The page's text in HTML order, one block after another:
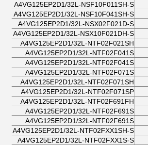
A4VG125EP2D1/32L-NSF10F011SH-S
A4VG125EP2D1/32L-NSF10F041SH-S
A4VG125EP2D1/32L-NSX02F021D-S
A4VG125EP2D1/32L-NSX10F021DH-S
A4VG125EP2D1/32L-NTF02F021SH
A4VG125EP2D1/32L-NTF02F041S
A4VG125EP2D1/32L-NTF02F041S
A4VG125EP2D1/32L-NTF02F071S
A4VG125EP2D1/32L-NTF02F071SH
A4VG125EP2D1/32L-NTF02F071SP
A4VG125EP2D1/32L-NTF02F691FH
A4VG125EP2D1/32L-NTF02F691S
A4VG125EP2D1/32L-NTF02F691S
A4VG125EP2D1/32L-NTF02FXX1SH-S
A4VG125EP2D1/32L-NTF02FXX1S-S